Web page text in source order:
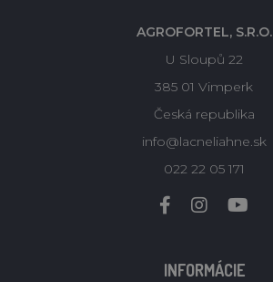
AGROFORTEL, S.R.O.
U Sloupů 22
385 01 Vimperk
Česká republika
info@lacneliahne.sk
022 22 05 171
INFORMÁCIE